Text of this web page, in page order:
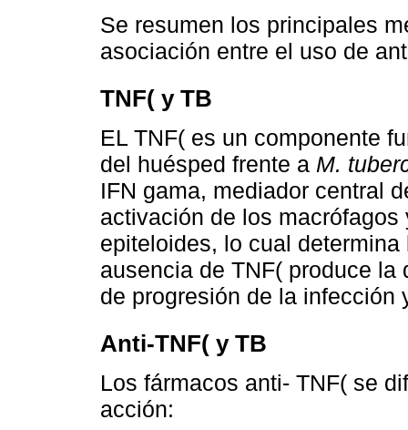
Se resumen los principales
asociación entre el uso de
TNF( y TB
EL TNF( es un componente
del huésped frente a M.
IFN gama, mediador central
activación de los
epiteloides, lo cual
ausencia de TNF( produce
de progresión de la infección
Anti-TNF( y TB
Los fármacos anti- TNF( se
acción: